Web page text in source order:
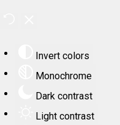
Invert colors
Monochrome
Dark contrast
Light contrast